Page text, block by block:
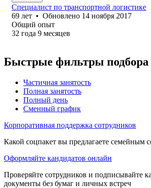
Специалист по транспортной логистике
69 лет • Обновлено 14 ноября 2017
Общий опыт
32 года 9 месяцев
Быстрые фильтры подбора
Частичная занятость
Полная занятость
Полный день
Сменный график
Корпоративная поддержка сотрудников
Какой соцпакет вы предлагаете семейным
Оформляйте кандидатов онлайн
Проверяйте сотрудников и подписывайте
документы без бумаг и личных встреч